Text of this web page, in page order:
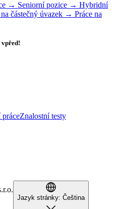
→ Seniorní pozice → Hybridní
na částečný úvazek → Práce na
vpřed!
práceZnalostní testy
Jazyk stránky: Čeština